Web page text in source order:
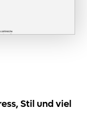
Stil und viel